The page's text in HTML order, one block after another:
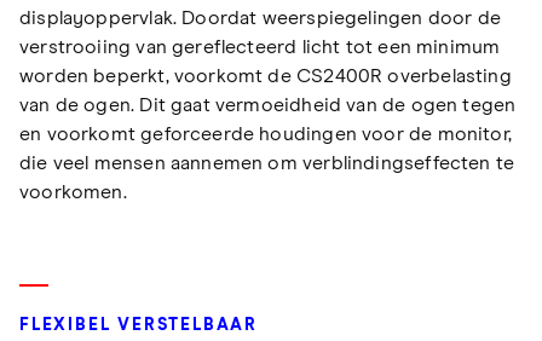
displayoppervlak. Doordat weerspiegelingen door de
verstrooiing van gereflecteerd licht tot een minimum
worden beperkt, voorkomt de CS2400R overbelasting
van de ogen. Dit gaat vermoeidheid van de ogen tegen
en voorkomt geforceerde houdingen voor de monitor,
die veel mensen aannemen om verblindingseffecten te
voorkomen.
FLEXIBEL VERSTELBAAR